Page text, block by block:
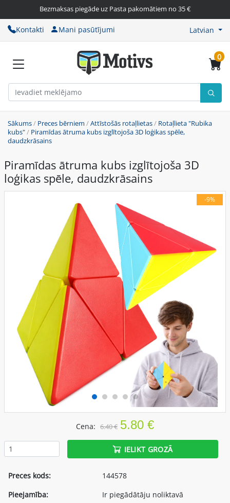
Bezmaksas piegāde uz Pasta pakomātiem no 35 €
Kontakti Mani pasūtījumi Latvian
0
Sākums/ Preces bērniem /Attīstošās rotaļlietas/ Rotaļlieta "Rubika
kubs"/ Piramīdas ātruma kubs izglītojoša 3D loģikas spēle,
daudzkrāsains
Piramīdas ātruma kubs izglītojoša 3D
loģikas spēle, daudzkrāsains
-9%
Cena: 6.40 € 5.80 €
IELIKT GROZĀ
Preces kods:
144578
Pieejamība:
Ir piegādātāju noliktavā